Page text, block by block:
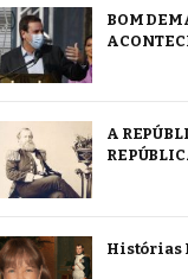
BOM
A
Histórias